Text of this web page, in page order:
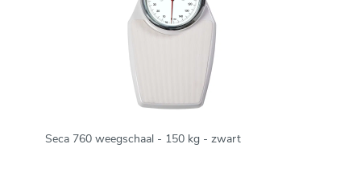
Seca 760 weegschaal - 150 kg - zwart